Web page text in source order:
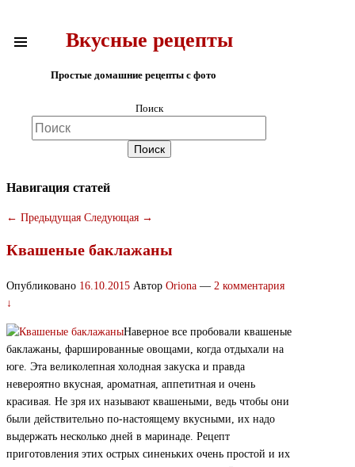
Вкусные рецепты
Простые домашние рецепты с фото
Поиск
Навигация статей
← Предыдущая Следующая →
Квашеные баклажаны
Опубликовано 16.10.2015 Автор Oriona — 2 комментария
↓
Наверное все пробовали квашеные
баклажаны, фаршированные овощами, когда отдыхали на
юге. Эта великолепная холодная закуска и правда
невероятно вкусная, ароматная, аппетитная и очень
красивая. Не зря их называют квашеными, ведь чтобы они
были действительно по-настоящему вкусными, их надо
выдержать несколько дней в маринаде. Рецепт
приготовления этих острых синеньких очень простой и их